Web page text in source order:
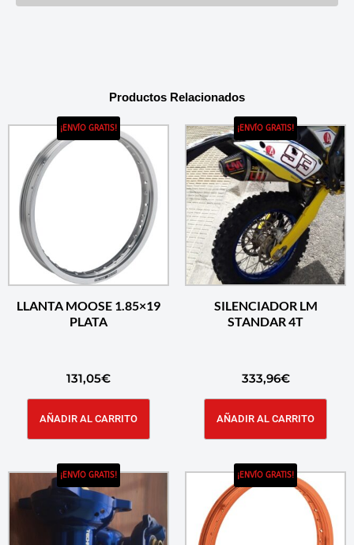
Productos Relacionados
¡ENVÍO GRATIS!
LLANTA MOOSE 1.85×19
PLATA
131,05€
AÑADIR AL CARRITO
¡ENVÍO GRATIS!
SILENCIADOR LM
STANDAR 4T
333,96€
AÑADIR AL CARRITO
¡ENVÍO GRATIS! ¡ENVÍO GRATIS!